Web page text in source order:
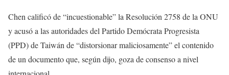
Chen calificó de “incuestionable” la Resolución 2758 de la ONU
y acusó a las autoridades del Partido Demócrata Progresista
(PPD) de Taiwán de “distorsionar maliciosamente” el contenido
de un documento que, según dijo, goza de consenso a nivel